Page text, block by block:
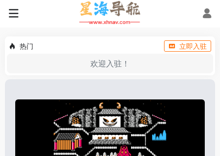
热门 立即入驻
欢迎入驻！